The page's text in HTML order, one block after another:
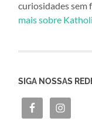
curiosidades
mais sobre
SIGA NOSSAS